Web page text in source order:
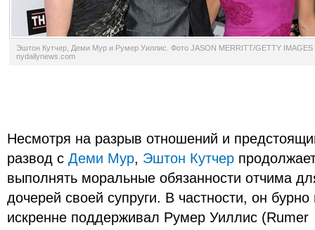
Эштон Кутчер, Деми Мур и Румер Уиллис. Фото JASON MERRITT/GETTY IMAGES
nydailynews.com
Несмотря на разрыв отношений и
развод с Деми Мур, Эштон Кутчер
выполнять моральные обязанности отчима
дочерей своей супруги. В частности, он бурно
искренне поддерживал Румер Уиллис (Rumer